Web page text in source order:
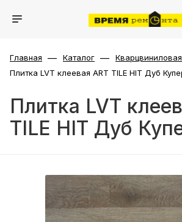
Главная — Каталог —
Плитка LVT клеевая ART TILE HIT Дуб
Плитка LVT
TILE HIT Дуб